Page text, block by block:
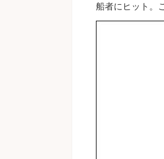
船者にヒット。